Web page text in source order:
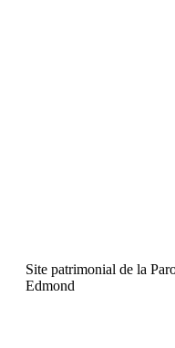
Site patrimonial de la
Edmond